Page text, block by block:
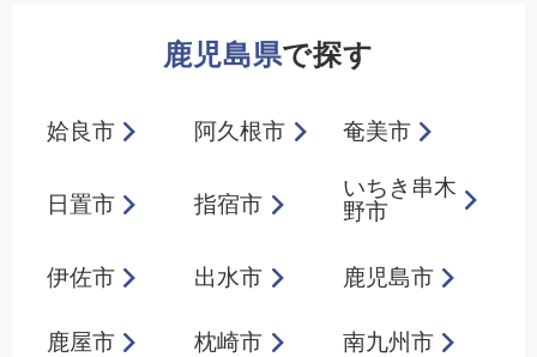
鹿児島県で探す
姶良市 阿久根市 奄美市
日置市 指宿市
いちき串木
野市
伊佐市 出水市 鹿児島市
鹿屋市 枕崎市 南九州市